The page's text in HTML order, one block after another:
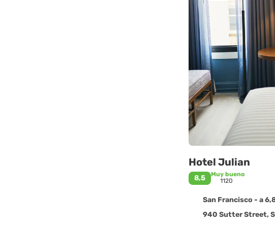
Hotel Julian
8,5
Muy bueno
1120
San Francisco - a
940 Sutter Street,